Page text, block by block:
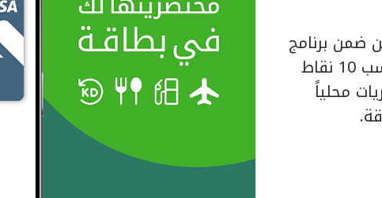
ضمن برنامج
المكافآت الخاص ببيت التمويل الكويتي حيث يتمكن العميل من كسب 10 نقاط
محلياً